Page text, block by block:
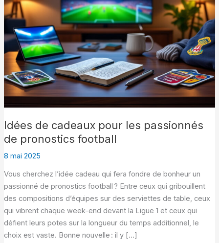
Idées de cadeaux pour les passionnés
de pronostics football
8 mai 2025
Vous cherchez l’idée cadeau qui fera fondre de bonheur un
passionné de pronostics football ? Entre ceux qui gribouillent
des compositions d’équipes sur des serviettes de table, ceux
qui vibrent chaque week-end devant la Ligue 1 et ceux qui
défient leurs potes sur la longueur du temps additionnel, le
choix est vaste. Bonne nouvelle : il y […]